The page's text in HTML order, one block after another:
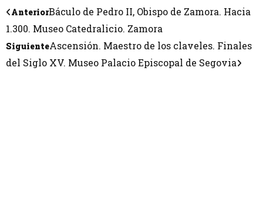
AnteriorBáculo de Pedro II, Obispo de Zamora. Hacia
1.300. Museo Catedralicio. Zamora
SiguienteAscensión. Maestro de los claveles. Finales
del Siglo XV. Museo Palacio Episcopal de Segovia